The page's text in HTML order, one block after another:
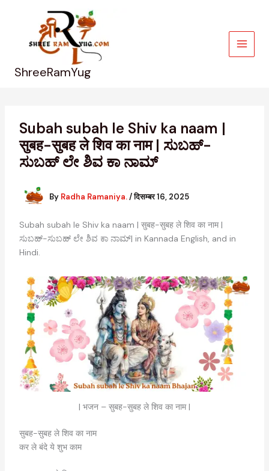
ShreeRamYug
Subah subah le Shiv ka naam |
सुबह-सुबह ले शिव का नाम | ಸುಬಹ್-
ಸುಬಹ್ ಲೇ ಶಿವ ಕಾ ನಾಮ್
By Radha Ramaniya./दिसम्बर 16, 2025
Subah subah le Shiv ka naam | सुबह-सुबह ले शिव का नाम |
ಸುಬಹ್-ಸುಬಹ್ ಲೇ ಶಿವ ಕಾ ನಾಮ್| in Kannada English, and in
Hindi.
| भजन – सुबह-सुबह ले शिव का नाम |
सुबह-सुबह ले शिव का नाम
कर ले बंदे ये शुभ काम